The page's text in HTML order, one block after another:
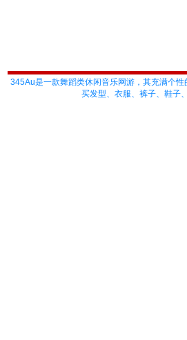
345Au是一款舞蹈类休闲音乐网游，其充满个
买发型、衣服、裤子、鞋子